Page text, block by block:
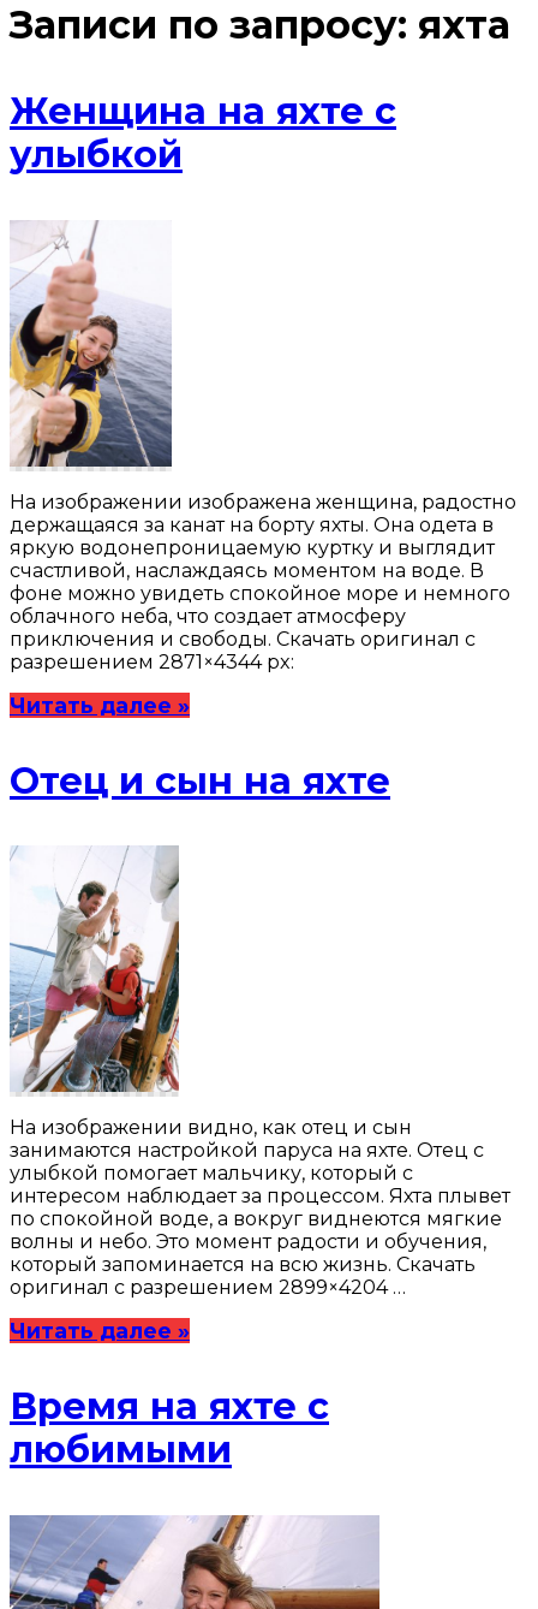
Записи по запросу: яхта
Женщина на яхте с
улыбкой
На изображении изображена женщина, радостно
держащаяся за канат на борту яхты. Она одета в
яркую водонепроницаемую куртку и выглядит
счастливой, наслаждаясь моментом на воде. В
фоне можно увидеть спокойное море и немного
облачного неба, что создает атмосферу
приключения и свободы. Скачать оригинал с
разрешением 2871×4344 px:
Читать далее »
Отец и сын на яхте
На изображении видно, как отец и сын
занимаются настройкой паруса на яхте. Отец с
улыбкой помогает мальчику, который с
интересом наблюдает за процессом. Яхта плывет
по спокойной воде, а вокруг виднеются мягкие
волны и небо. Это момент радости и обучения,
который запоминается на всю жизнь. Скачать
оригинал с разрешением 2899×4204 …
Читать далее »
Время на яхте с
любимыми